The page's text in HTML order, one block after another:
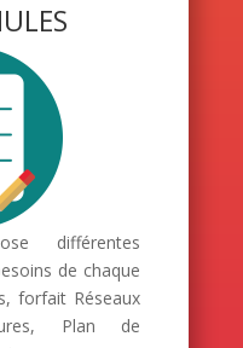
différentes
de chaque
forfait Réseaux
Plan de